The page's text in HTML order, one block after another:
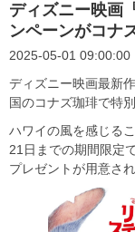
ディズニー映画
ンペーンがコナ
2025-05-01 09:00:00
ディズニー映画最新
国のコナズ珈琲で特
ハワイの風を感じる
21日までの期間限定
プレゼントが用意され